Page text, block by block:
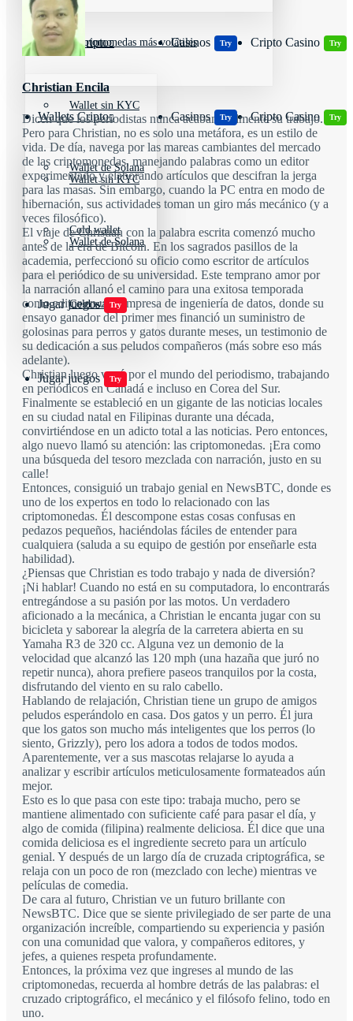
Wallets Cripto
Wallet sin KYC
Wallet de Solana
Cold wallet
Casinos Try Cripto Casino Try
Jugar juegos Try
Criptomonedas más volátiles
Wallets Cripto
Wallet sin KYC
Wallet de Solana
Cold wallet
Casinos Try Cripto Casino Try
Jugar juegos Try
Christian Encila
Dicen que los periodistas nunca acaban realmente su trabajo.
Pero para Christian, no es solo una metáfora, es un estilo de
vida. De día, navega por las mareas cambiantes del mercado
de las criptomonedas, manejando palabras como un editor
experimentado y elaborando artículos que descifran la jerga
para las masas. Sin embargo, cuando la PC entra en modo de
hibernación, sus actividades toman un giro más mecánico (y a
veces filosófico).
El viaje de Christian con la palabra escrita comenzó mucho
antes de la era de Bitcoin. En los sagrados pasillos de la
academia, perfeccionó su oficio como escritor de artículos
para el periódico de su universidad. Este temprano amor por
la narración allanó el camino para una exitosa temporada
como editor en una empresa de ingeniería de datos, donde su
ensayo ganador del primer mes financió un suministro de
golosinas para perros y gatos durante meses, un testimonio de
su dedicación a sus peludos compañeros (más sobre eso más
adelante).
Christian luego vagó por el mundo del periodismo, trabajando
en periódicos en Canadá e incluso en Corea del Sur.
Finalmente se estableció en un gigante de las noticias locales
en su ciudad natal en Filipinas durante una década,
convirtiéndose en un adicto total a las noticias. Pero entonces,
algo nuevo llamó su atención: las criptomonedas. ¡Era como
una búsqueda del tesoro mezclada con narración, justo en su
calle!
Entonces, consiguió un trabajo genial en NewsBTC, donde es
uno de los expertos en todo lo relacionado con las
criptomonedas. Él descompone estas cosas confusas en
pedazos pequeños, haciéndolas fáciles de entender para
cualquiera (saluda a su equipo de gestión por enseñarle esta
habilidad).
¿Piensas que Christian es todo trabajo y nada de diversión?
¡Ni hablar! Cuando no está en su computadora, lo encontrarás
entregándose a su pasión por las motos. Un verdadero
aficionado a la mecánica, a Christian le encanta jugar con su
bicicleta y saborear la alegría de la carretera abierta en su
Yamaha R3 de 320 cc. Alguna vez un demonio de la
velocidad que alcanzó las 120 mph (una hazaña que juró no
repetir nunca), ahora prefiere paseos tranquilos por la costa,
disfrutando del viento en su ralo cabello.
Hablando de relajación, Christian tiene un grupo de amigos
peludos esperándolo en casa. Dos gatos y un perro. Él jura
que los gatos son mucho más inteligentes que los perros (lo
siento, Grizzly), pero los adora a todos de todos modos.
Aparentemente, ver a sus mascotas relajarse lo ayuda a
analizar y escribir artículos meticulosamente formateados aún
mejor.
Esto es lo que pasa con este tipo: trabaja mucho, pero se
mantiene alimentado con suficiente café para pasar el día, y
algo de comida (filipina) realmente deliciosa. Él dice que una
comida deliciosa es el ingrediente secreto para un artículo
genial. Y después de un largo día de cruzada criptográfica, se
relaja con un poco de ron (mezclado con leche) mientras ve
películas de comedia.
De cara al futuro, Christian ve un futuro brillante con
NewsBTC. Dice que se siente privilegiado de ser parte de una
organización increíble, compartiendo su experiencia y pasión
con una comunidad que valora, y compañeros editores, y
jefes, a quienes respeta profundamente.
Entonces, la próxima vez que ingreses al mundo de las
criptomonedas, recuerda al hombre detrás de las palabras: el
cruzado criptográfico, el mecánico y el filósofo felino, todo en
uno.